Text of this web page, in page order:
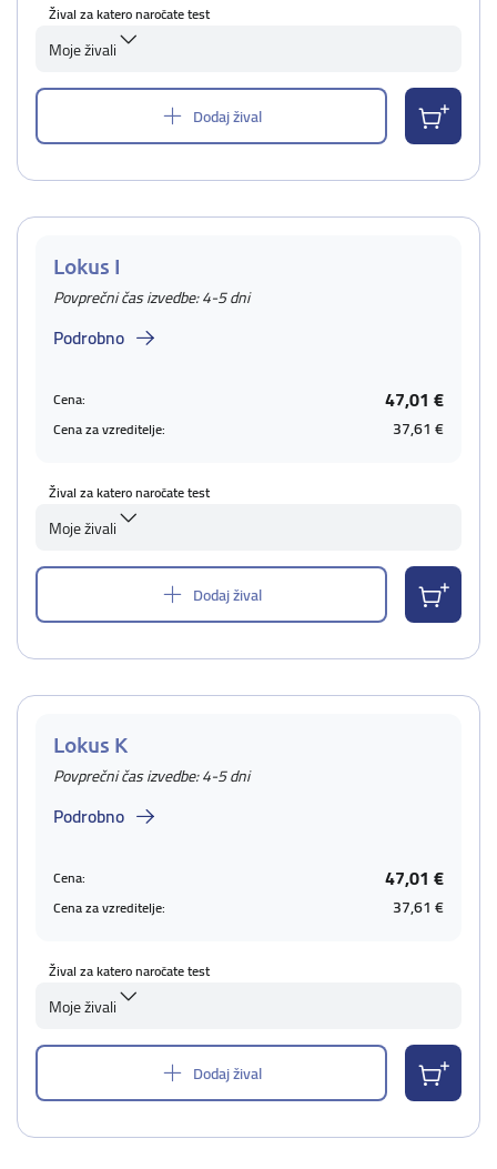
Žival za katero naročate test
Moje živali
Dodaj žival
Lokus I
Povprečni čas izvedbe: 4-5 dni
Podrobno
Cena: 47,01 €
Cena za vzreditelje: 37,61 €
Žival za katero naročate test
Moje živali
Dodaj žival
Lokus K
Povprečni čas izvedbe: 4-5 dni
Podrobno
Cena: 47,01 €
Cena za vzreditelje: 37,61 €
Žival za katero naročate test
Moje živali
Dodaj žival